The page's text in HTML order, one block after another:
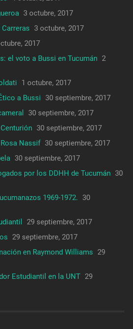
3 octubre, 2017
3 octubre, 2017
2017
el voto a Bussi en Tucumán 2
1 octubre, 2017
a Bussi 30 septiembre, 2017
30 septiembre, 2017
30 septiembre, 2017
Nassif 30 septiembre, 2017
30 septiembre, 2017
por los DDHH de Tucumán 30
1969-1972. 30
29 septiembre, 2017
29 septiembre, 2017
en Raymond Williams
29
Estudiantil en la UNT 29